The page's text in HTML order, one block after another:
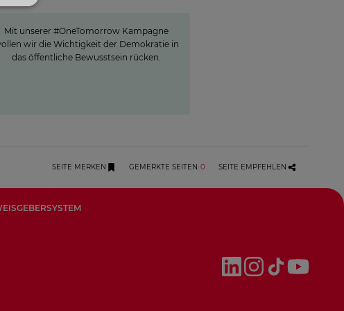
Mit unserer #OneTomorrow Kampagne
wir die Wichtigkeit der Demokratie in
das öffentliche Bewusstsein rücken.
SEITE MERKEN GEMERKTE SEITEN:0 SEITE EMPFEHLEN